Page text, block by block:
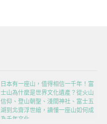
日本有一座山，值得相信一千年！富
士山為什麼是世界文化遺產？從火山
信仰、登山朝聖、淺間神社、富士五
湖到北齋浮世繪，讀懂一座山如何成
為千年文化